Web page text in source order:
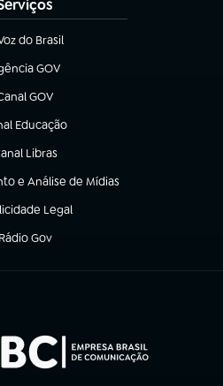
do Brasil
em nova aba)
GOV
em nova aba)
GOV
em nova aba)
Educação
em nova aba)
Libras
em nova aba)
e Análise de Mídias
aba)
Legal
em nova aba)
Rádio Gov
(abre em nova aba)